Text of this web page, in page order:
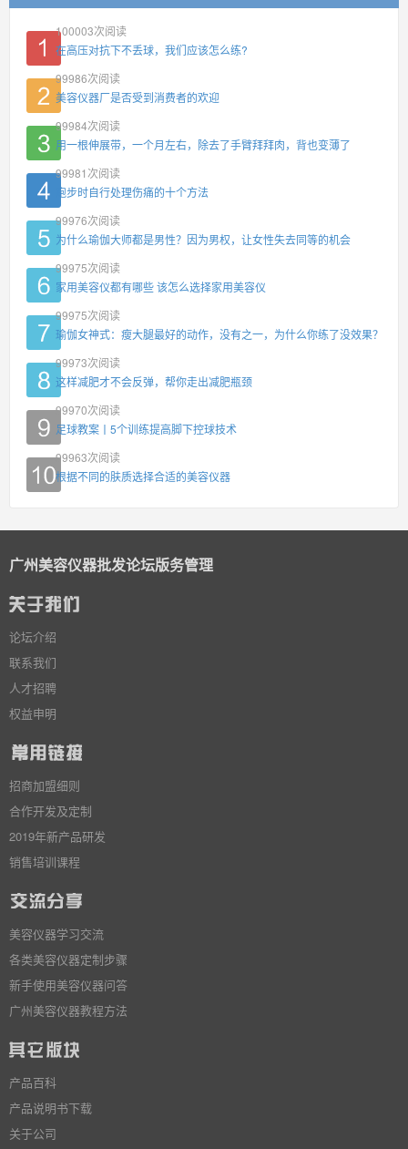
100003次阅读
在高压对抗下不丢球，我们应该怎么练?
99986次阅读
美容仪器厂是否受到消费者的欢迎
99984次阅读
用一根伸展带，一个月左右，除去了手臂拜拜肉，背也变薄了
99981 次阅读
跑步时自行处理伤痛的十个方法
99976次阅读
为什么瑜伽大师都是男性？因为男权，让女性失去同等的机会
99975次阅读
家用美容仪都有哪些 该怎么选择家用美容仪
99975次阅读
瑜伽女神式：瘦大腿最好的动作，没有之一，为什么你练了没效果？
99973次阅读
这样减肥才不会反弹，帮你走出减肥瓶颈
99970次阅读
足球教案丨5个训练提高脚下控球技术
99963次阅读
根据不同的肤质选择合适的美容仪器
广州美容仪器批发论坛版务管理
论坛介绍
联系我们
人才招聘
权益申明
招商加盟细则
合作开发及定制
2019年新产品研发
销售培训课程
美容仪器学习交流
各类美容仪器定制步骤
新手使用美容仪器问答
广州美容仪器教程方法
产品百科
产品说明书下载
关于公司